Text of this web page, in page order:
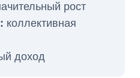
рост
коллективная
доход